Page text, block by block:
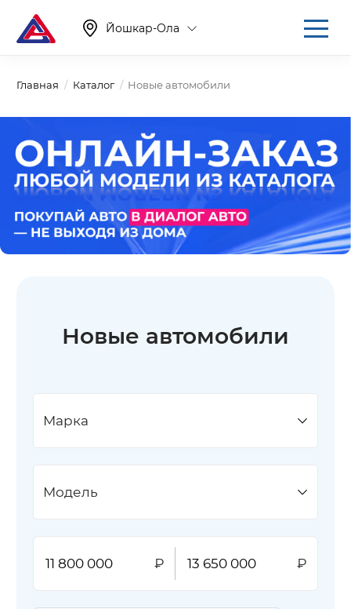
Йошкар-Ола
Главная Каталог Новые автомобили
Новые автомобили
Марка
Модель